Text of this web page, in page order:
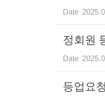
Date
정회원
Date
등업요